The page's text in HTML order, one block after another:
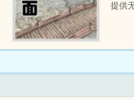
提供
世读